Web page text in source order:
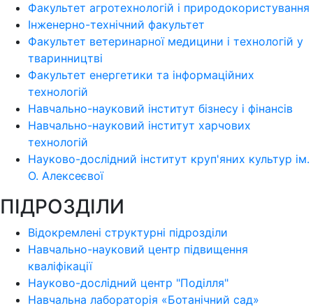
Факультет агротехнологій і природокористування
Інженерно-технічний факультет
Факультет ветеринарної медицини і технологій у
тваринництві
Факультет енергетики та інформаційних
технологій
Навчально-науковий інститут бізнесу і фінансів
Навчально-науковий інститут харчових
технологій
Науково-дослідний інститут круп'яних культур ім.
О. Алексеєвої
ПІДРОЗДІЛИ
Відокремлені структурні підрозділи
Навчально-науковий центр підвищення
кваліфікації
Науково-дослідний центр "Поділля"
Навчальна лабораторія «Ботанічний сад»